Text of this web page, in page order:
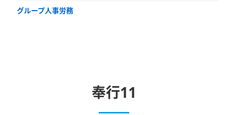
グループ人事労務
奉行11